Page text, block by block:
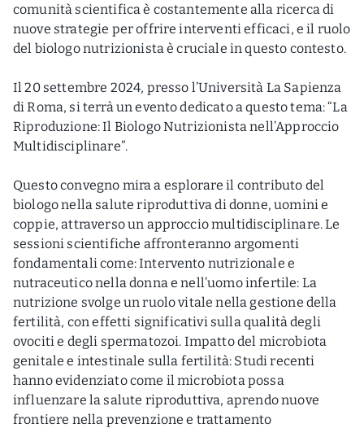
comunità scientifica è costantemente alla ricerca di
nuove strategie per offrire interventi efficaci, e il ruolo
del biologo nutrizionista è cruciale in questo contesto.
Il 20 settembre 2024, presso l’Università La Sapienza
di Roma, si terrà un evento dedicato a questo tema: “La
Riproduzione: Il Biologo Nutrizionista nell’Approccio
Multidisciplinare”.
Questo convegno mira a esplorare il contributo del
biologo nella salute riproduttiva di donne, uomini e
coppie, attraverso un approccio multidisciplinare. Le
sessioni scientifiche affronteranno argomenti
fondamentali come: Intervento nutrizionale e
nutraceutico nella donna e nell’uomo infertile: La
nutrizione svolge un ruolo vitale nella gestione della
fertilità, con effetti significativi sulla qualità degli
ovociti e degli spermatozoi. Impatto del microbiota
genitale e intestinale sulla fertilità: Studi recenti
hanno evidenziato come il microbiota possa
influenzare la salute riproduttiva, aprendo nuove
frontiere nella prevenzione e trattamento